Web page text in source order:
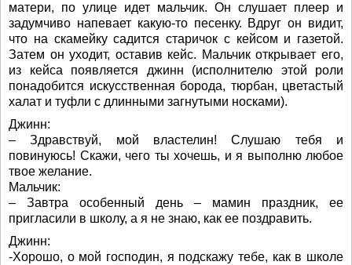
матери, по улице идет мальчик. Он слушает плеер и
задумчиво напевает какую-то песенку. Вдруг он видит,
что на скамейку садится старичок с кейсом и газетой.
Затем он уходит, оставив кейс. Мальчик открывает его,
из кейса появляется джинн (исполнителю этой роли
понадобится искусственная борода, тюрбан, цветастый
халат и туфли с длинными загнутыми носками).
Джинн:
– Здравствуй, мой властелин! Слушаю тебя и
повинуюсь! Скажи, чего ты хочешь, и я выполню любое
твое желание.
Мальчик:
– Завтра особенный день – мамин праздник, ее
пригласили в школу, а я не знаю, как ее поздравить.
Джинн:
-Хорошо, о мой господин, я подскажу тебе, как в школе